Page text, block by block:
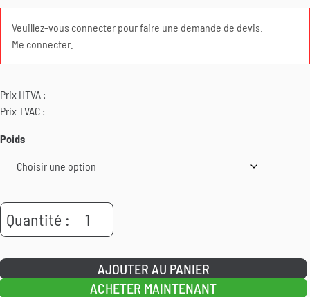
Veuillez-vous connecter pour faire une demande de devis.
Me connecter.
Prix HTVA :
Prix TVAC :
Poids
Quantité : quantité
de
IoShield
Spray
AJOUTER AU PANIER
ACHETER MAINTENANT